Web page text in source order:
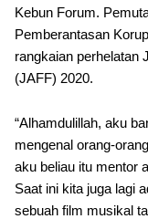
Kebun Forum.
Pemberantasan
rangkaian perhelatan
(JAFF) 2020.
“Alhamdulillah, aku
mengenal orang-
aku beliau itu mentor
Saat ini kita juga lagi
sebuah film musikal